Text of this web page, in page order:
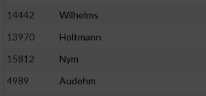
14442
Wilhelms
13970
Holtmann
15812
Nym
4989
Audehm